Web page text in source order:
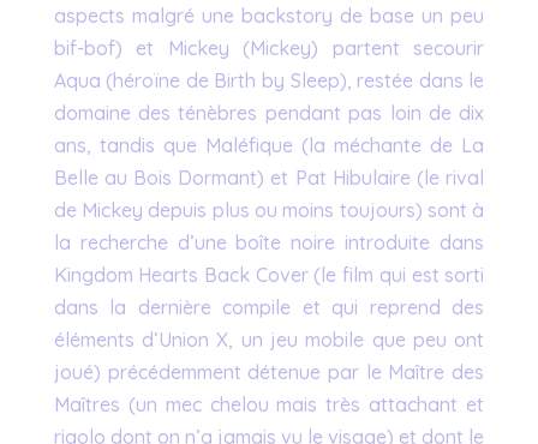
aspects malgré une backstory de base un peu
bif-bof) et Mickey (Mickey) partent secourir
Aqua (héroïne de Birth by Sleep), restée dans le
domaine des ténèbres pendant pas loin de dix
ans, tandis que Maléfique (la méchante de La
Belle au Bois Dormant) et Pat Hibulaire (le rival
de Mickey depuis plus ou moins toujours) sont à
la recherche d’une boîte noire introduite dans
Kingdom Hearts Back Cover (le film qui est sorti
dans la dernière compile et qui reprend des
éléments d’Union X, un jeu mobile que peu ont
joué) précédemment détenue par le Maître des
Maîtres (un mec chelou mais très attachant et
rigolo dont on n’a jamais vu le visage) et dont le